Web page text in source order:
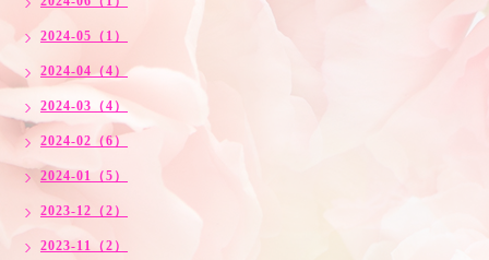
2024-05（1）
2024-04（4）
2024-03（4）
2024-02（6）
2024-01（5）
2023-12（2）
2023-11（2）